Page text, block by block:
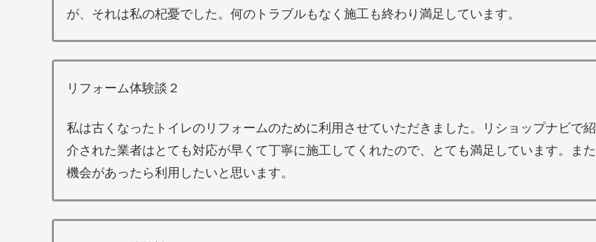
が、それは私の杞憂でした。何のトラブルもなく施工も終わり満足しています。
リフォーム体験談２
私は古くなったトイレのリフォームのために利用させていただきました。リショップナビで紹
介された業者はとても対応が早くて丁寧に施工してくれたので、とても満足しています。また
機会があったら利用したいと思います。